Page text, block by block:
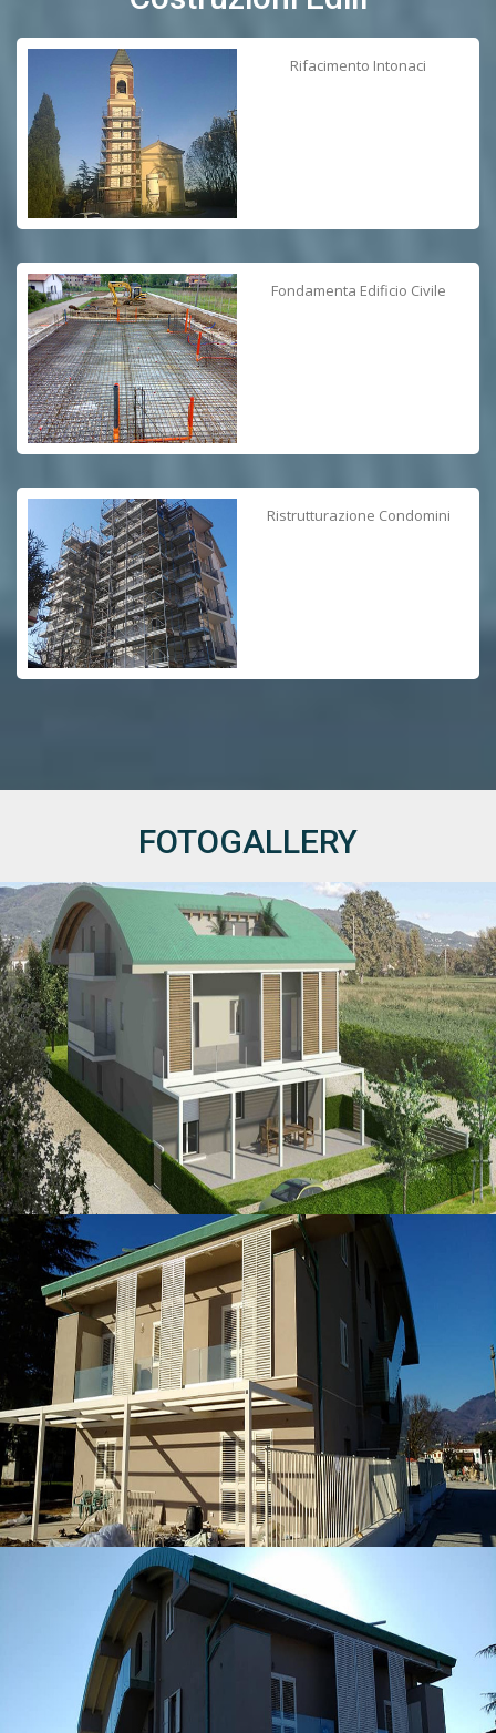
Rifacimento Intonaci
Fondamenta Edificio Civile
Ristrutturazione Condomini
FOTOGALLERY